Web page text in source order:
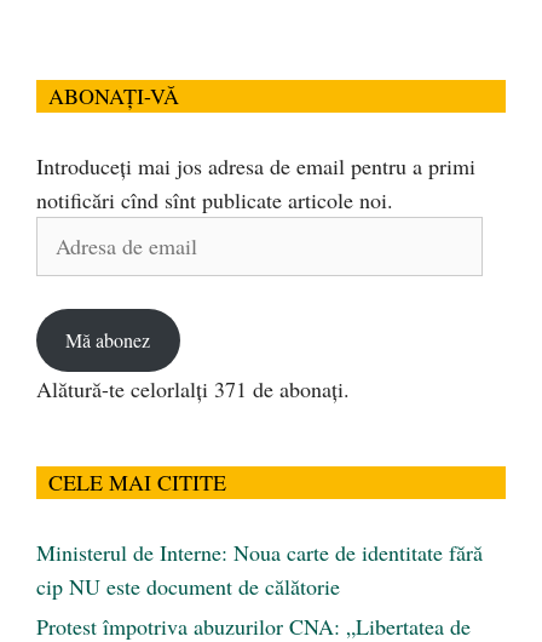
ABONAȚI-VĂ
Introduceți mai jos adresa de email pentru a primi
notificări cînd sînt publicate articole noi.
Adresa
Mă abonez
Alătură-te celorlalți 371 de abonați.
CELE MAI CITITE
Ministerul de Interne: Noua carte de identitate fără
cip NU este document de călătorie
Protest împotriva abuzurilor CNA: „Libertatea de